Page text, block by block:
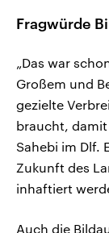
Fragwürde
„Das war
Großem und
gezielte
braucht,
Sahebi im Dlf.
Zukunft des
inhaftiert
Auch die